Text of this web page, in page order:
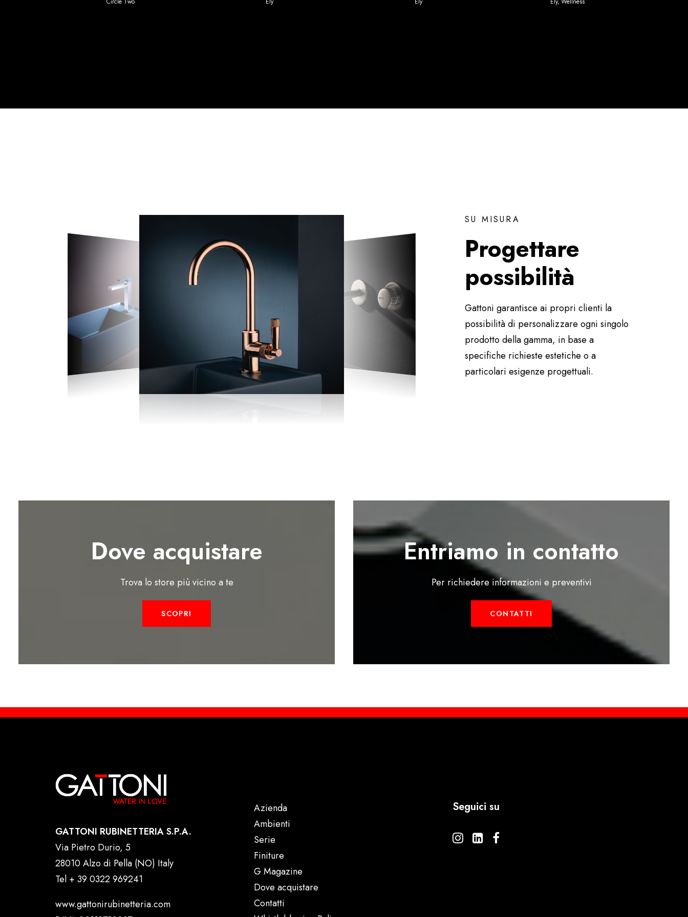
SU MISURA
Progettare
possibilità
Gattoni garantisce ai propri clienti la
possibilità di personalizzare ogni singolo
prodotto della gamma, in base a
specifiche richieste estetiche o a
particolari esigenze progettuali.
Dove acquistare
Trova lo store più vicino a te
SCOPRI
Entriamo in contatto
Per richiedere informazioni e preventivi
CONTATTI
GATTONI RUBINETTERIA S.P.A.
Via Pietro Durio, 5
28010 Alzo di Pella (NO) Italy
Tel + 39 0322 969241
www.gattonirubinetteria.com
Azienda
Ambienti
Serie
Finiture
G Magazine
Dove acquistare
Contatti
Seguici su